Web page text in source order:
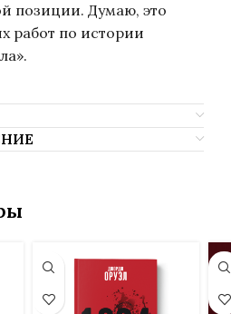
позиции. Думаю, это
работ по истории